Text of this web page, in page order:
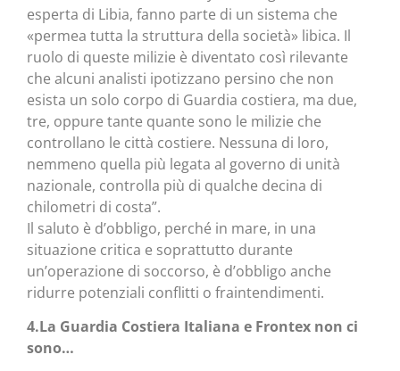
esperta di Libia, fanno parte di un sistema che
«permea tutta la struttura della società» libica. Il
ruolo di queste milizie è diventato così rilevante
che alcuni analisti ipotizzano persino che non
esista un solo corpo di Guardia costiera, ma due,
tre, oppure tante quante sono le milizie che
controllano le città costiere. Nessuna di loro,
nemmeno quella più legata al governo di unità
nazionale, controlla più di qualche decina di
chilometri di costa”.
Il saluto è d’obbligo, perché in mare, in una
situazione critica e soprattutto durante
un’operazione di soccorso, è d’obbligo anche
ridurre potenziali conflitti o fraintendimenti.
4.La Guardia Costiera Italiana e Frontex non ci
sono…